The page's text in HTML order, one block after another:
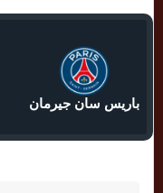
باريس سان جيرمان